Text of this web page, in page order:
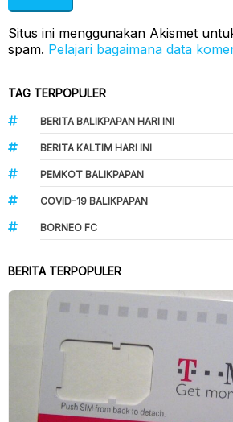
Situs ini menggunakan Akismet
spam. Pelajari bagaimana data
TAG TERPOPULER
BERITA BALIKPAPAN HARI INI
BERITA KALTIM HARI INI
PEMKOT BALIKPAPAN
COVID-19 BALIKPAPAN
BORNEO FC
BERITA TERPOPULER